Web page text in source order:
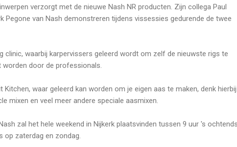
verzorgt met de nieuwe Nash NR producten. Zijn collega Paul
Pegone van Nash demonstreren tijdens vissessies gedurende de twee
clinic, waarbij karpervissers geleerd wordt om zelf de nieuwste rigs te
worden door de professionals.
Kitchen, waar geleerd kan worden om je eigen aas te maken, denk hierbij
mixen en veel meer andere speciale aasmixen.
zal het hele weekend in Nijkerk plaatsvinden tussen 9 uur 's
op zaterdag en zondag.